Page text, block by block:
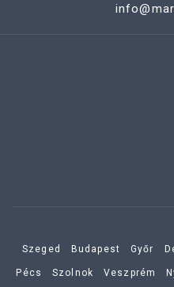
Szeged Budapest Győr
Pécs Szolnok Veszprém